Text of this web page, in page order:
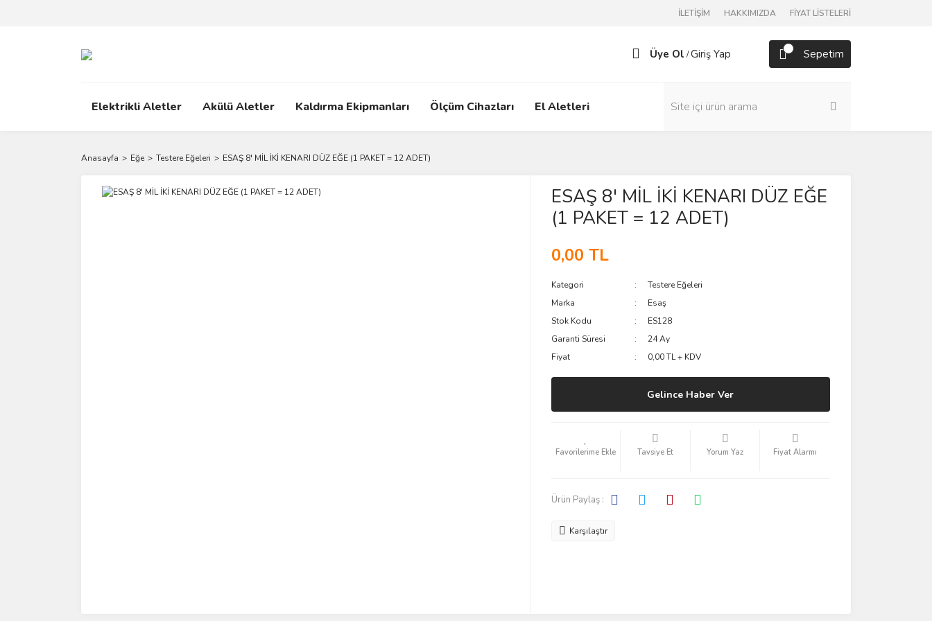
İLETİŞİM HAKKIMIZDA FİYAT LİSTELERİ
Üye Ol /Giriş Yap Sepetim
Elektrikli Aletler Akülü Aletler Kaldırma Ekipmanları Ölçüm Cihazları El Aletleri
Anasayfa Eğe Testere Eğeleri ESAŞ 8' MİL İKİ KENARI DÜZ EĞE (1 PAKET = 12 ADET)
ESAŞ 8' MİL İKİ KENARI DÜZ EĞE
(1 PAKET = 12 ADET)
0,00 TL
Kategori
Testere Eğeleri
Marka
Esaş
Stok Kodu
ES128
Garanti Süresi
24 Ay
Fiyat
0,00 TL + KDV
Gelince Haber Ver
Tavsiye Et Yorum Yaz Fiyat Alarmı
Ürün Paylaş :
Karşılaştır